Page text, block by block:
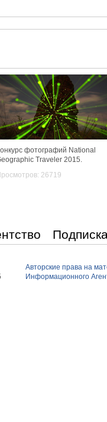
фотографий National
Traveler 2015.
26719
Авторские права на
Информационного